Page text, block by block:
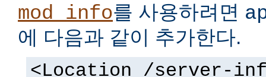
mod_info를 사용하려면
에 다음과 같이 추가한다.
<Location /server-